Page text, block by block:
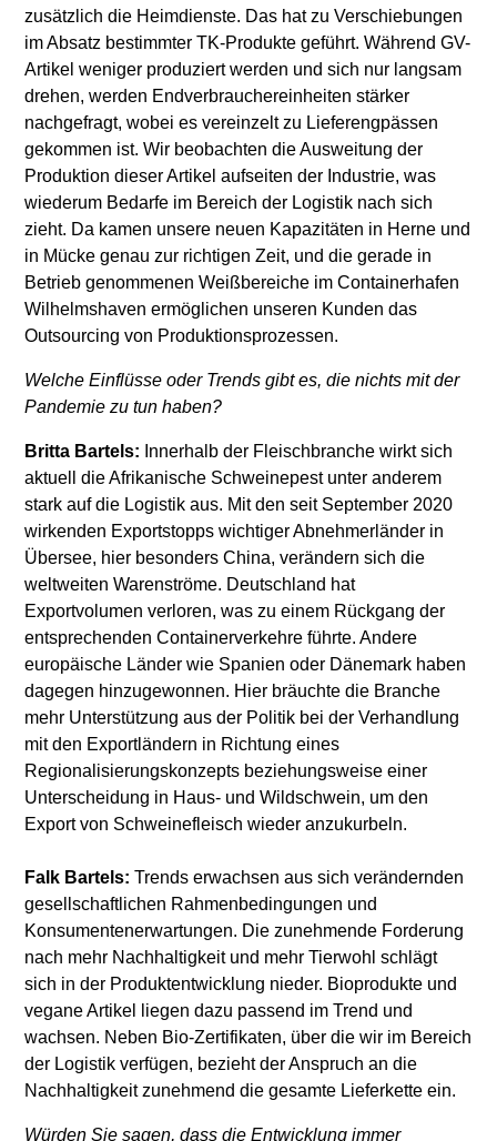
zusätzlich die Heimdienste. Das hat zu Verschiebungen
im Absatz bestimmter TK-Produkte geführt. Während GV-
Artikel weniger produziert werden und sich nur langsam
drehen, werden Endverbrauchereinheiten stärker
nachgefragt, wobei es vereinzelt zu Lieferengpässen
gekommen ist. Wir beobachten die Ausweitung der
Produktion dieser Artikel aufseiten der Industrie, was
wiederum Bedarfe im Bereich der Logistik nach sich
zieht. Da kamen unsere neuen Kapazitäten in Herne und
in Mücke genau zur richtigen Zeit, und die gerade in
Betrieb genommenen Weißbereiche im Containerhafen
Wilhelmshaven ermöglichen unseren Kunden das
Outsourcing von Produktionsprozessen.
Welche Einflüsse oder Trends gibt es, die nichts mit der
Pandemie zu tun haben?
Britta Bartels: Innerhalb der Fleischbranche wirkt sich
aktuell die Afrikanische Schweinepest unter anderem
stark auf die Logistik aus. Mit den seit September 2020
wirkenden Exportstopps wichtiger Abnehmerländer in
Übersee, hier besonders China, verändern sich die
weltweiten Warenströme. Deutschland hat
Exportvolumen verloren, was zu einem Rückgang der
entsprechenden Containerverkehre führte. Andere
europäische Länder wie Spanien oder Dänemark haben
dagegen hinzugewonnen. Hier bräuchte die Branche
mehr Unterstützung aus der Politik bei der Verhandlung
mit den Exportländern in Richtung eines
Regionalisierungskonzepts beziehungsweise einer
Unterscheidung in Haus- und Wildschwein, um den
Export von Schweinefleisch wieder anzukurbeln.
Falk Bartels: Trends erwachsen aus sich verändernden
gesellschaftlichen Rahmenbedingungen und
Konsumentenerwartungen. Die zunehmende Forderung
nach mehr Nachhaltigkeit und mehr Tierwohl schlägt
sich in der Produktentwicklung nieder. Bioprodukte und
vegane Artikel liegen dazu passend im Trend und
wachsen. Neben Bio-Zertifikaten, über die wir im Bereich
der Logistik verfügen, bezieht der Anspruch an die
Nachhaltigkeit zunehmend die gesamte Lieferkette ein.
Würden Sie sagen, dass die Entwicklung immer